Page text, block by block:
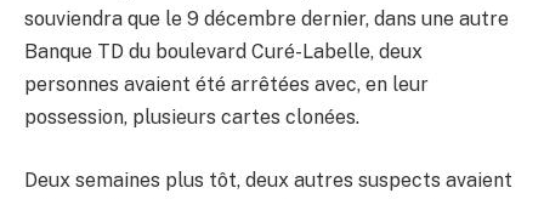
souviendra que le 9 décembre dernier, dans une autre
Banque TD du boulevard Curé-Labelle, deux
personnes avaient été arrêtées avec, en leur
possession, plusieurs cartes clonées.
Deux semaines plus tôt, deux autres suspects avaient